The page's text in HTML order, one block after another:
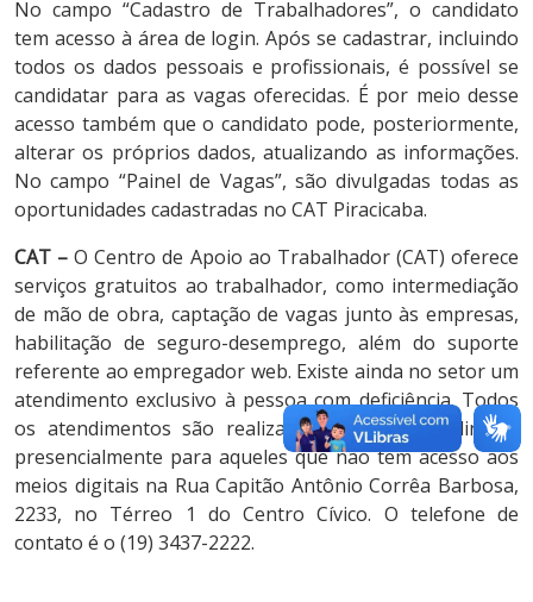
No campo “Cadastro de Trabalhadores”, o candidato
tem acesso à área de login. Após se cadastrar, incluindo
todos os dados pessoais e profissionais, é possível se
candidatar para as vagas oferecidas. É por meio desse
acesso também que o candidato pode, posteriormente,
alterar os próprios dados, atualizando as informações.
No campo “Painel de Vagas”, são divulgadas todas as
oportunidades cadastradas no CAT Piracicaba.
CAT – O Centro de Apoio ao Trabalhador (CAT) oferece
serviços gratuitos ao trabalhador, como intermediação
de mão de obra, captação de vagas junto às empresas,
habilitação de seguro-desemprego, além do suporte
referente ao empregador web. Existe ainda no setor um
atendimento exclusivo à pessoa com deficiência. Todos
os atendimentos são realizados de forma on-line, e
presencialmente para aqueles que não tem acesso aos
meios digitais na Rua Capitão Antônio Corrêa Barbosa,
2233, no Térreo 1 do Centro Cívico. O telefone de
contato é o (19) 3437-2222.